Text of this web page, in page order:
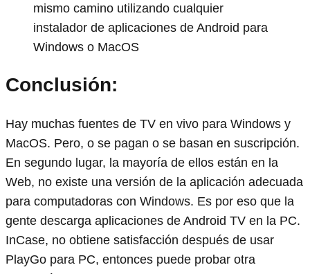
mismo camino utilizando cualquier
instalador de aplicaciones de Android para
Windows o MacOS
Conclusión:
Hay muchas fuentes de TV en vivo para Windows y
MacOS. Pero, o se pagan o se basan en suscripción.
En segundo lugar, la mayoría de ellos están en la
Web, no existe una versión de la aplicación adecuada
para computadoras con Windows. Es por eso que la
gente descarga aplicaciones de Android TV en la PC.
InCase, no obtiene satisfacción después de usar
PlayGo para PC, entonces puede probar otra